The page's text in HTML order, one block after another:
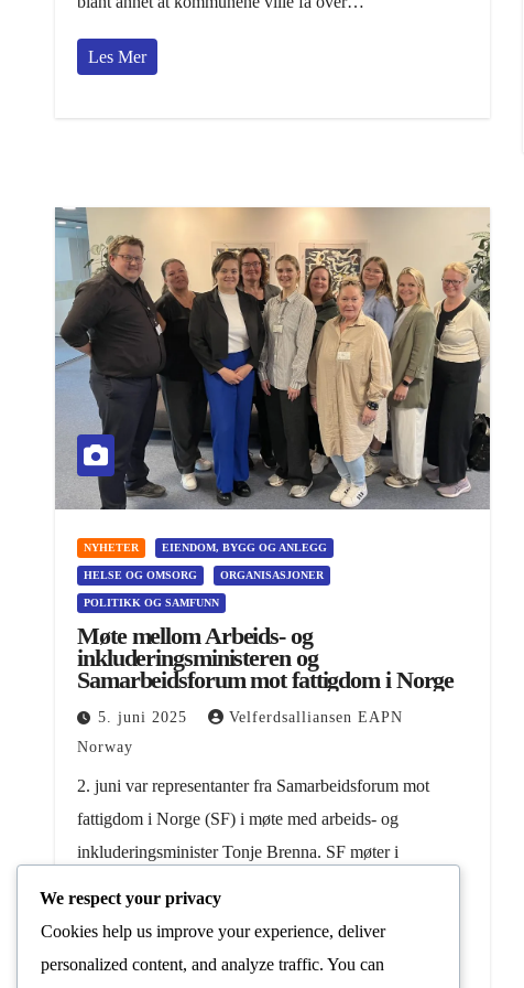
Les Mer
NYHETER EIENDOM, BYGG OG ANLEGG
HELSE OG OMSORG ORGANISASJONER
POLITIKK OG SAMFUNN
Møte mellom Arbeids- og
inkluderingsministeren og
Samarbeidsforum mot fattigdom i Norge
5. juni 2025
Velferdsalliansen EAPN
Norway
2. juni var representanter fra Samarbeidsforum mot
fattigdom i Norge (SF) i møte med arbeids- og
inkluderingsminister Tonje Brenna. SF møter i
Les Mer
We respect your privacy
Cookies help us improve your experience, deliver
personalized content, and analyze traffic. You can